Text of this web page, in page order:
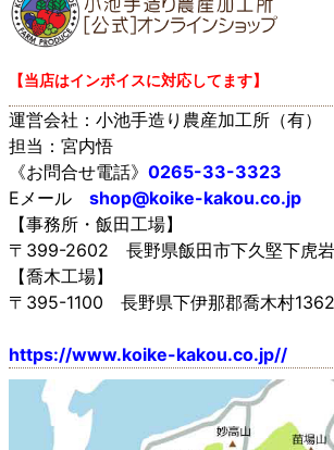
【当店はインボイスに対応してます】
運営会社：小池手造り農産加工所（有）
担当：宮内悟
《お問合せ電話》 0265-33-3323
Eメール shop@koike-kakou.co.jp
【事務所・飯田工場】
〒399-2602 長野県飯田市下久堅下虎
【喬木工場】
〒395-1100 長野県下伊那郡喬木村
https://www.koike-kakou.co.jp//